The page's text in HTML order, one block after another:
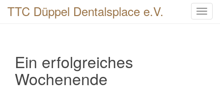
T
TTC Düppel Dentalsplace e.V.
Ein erfolgreiches
Wochenende